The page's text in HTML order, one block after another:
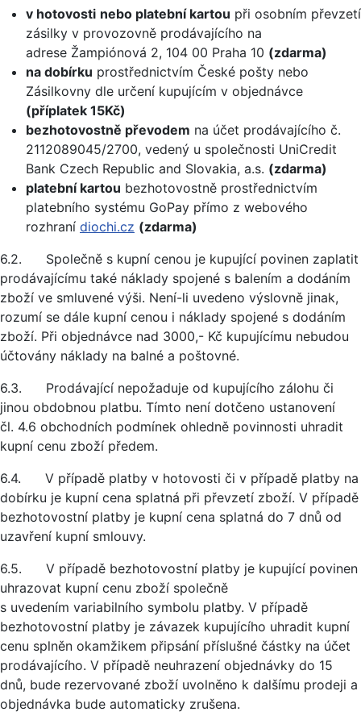
v hotovosti nebo platební kartou při osobním převzetí
zásilky v provozovně prodávajícího na
adrese Žampiónová 2, 104 00 Praha 10 (zdarma)
na dobírku prostřednictvím České pošty nebo
Zásilkovny dle určení kupujícím v objednávce
(příplatek 15Kč)
bezhotovostně převodem na účet prodávajícího č.
2112089045/2700, vedený u společnosti UniCredit
Bank Czech Republic and Slovakia, a.s. (zdarma)
platební kartou bezhotovostně prostřednictvím
platebního systému GoPay přímo z webového
rozhraní diochi.cz (zdarma)
6.2. Společně s kupní cenou je kupující povinen zaplatit
prodávajícímu také náklady spojené s balením a dodáním
zboží ve smluvené výši. Není-li uvedeno výslovně jinak,
rozumí se dále kupní cenou i náklady spojené s dodáním
zboží. Při objednávce nad 3000,- Kč kupujícímu nebudou
účtovány náklady na balné a poštovné.
6.3. Prodávající nepožaduje od kupujícího zálohu či
jinou obdobnou platbu. Tímto není dotčeno ustanovení
čl. 4.6 obchodních podmínek ohledně povinnosti uhradit
kupní cenu zboží předem.
6.4. V případě platby v hotovosti či v případě platby na
dobírku je kupní cena splatná při převzetí zboží. V případě
bezhotovostní platby je kupní cena splatná do 7 dnů od
uzavření kupní smlouvy.
6.5. V případě bezhotovostní platby je kupující povinen
uhrazovat kupní cenu zboží společně
s uvedením variabilního symbolu platby. V případě
bezhotovostní platby je závazek kupujícího uhradit kupní
cenu splněn okamžikem připsání příslušné částky na účet
prodávajícího. V případě neuhrazení objednávky do 15
dnů, bude rezervované zboží uvolněno k dalšímu prodeji a
objednávka bude automaticky zrušena.